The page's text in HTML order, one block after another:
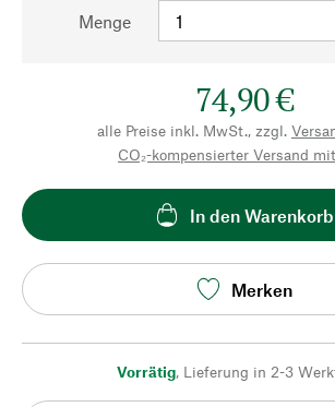
Menge
74,90 €
alle Preise inkl. MwSt., zzgl.
CO₂-kompensierter Versand
In den Warenkorb
Merken
Vorrätig, Lieferung in 2-3